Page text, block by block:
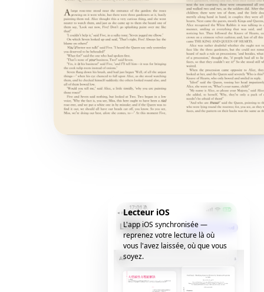
Lecteur iOS
L'app iOS synchronisée —
reprenez votre lecture là où
vous l'avez laissée, où que vous
soyez.